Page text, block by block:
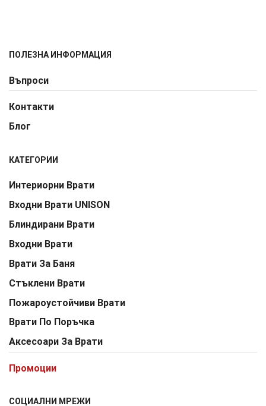
ПОЛЕЗНА ИНФОРМАЦИЯ
Въпроси
Контакти
Блог
КАТЕГОРИИ
Интериорни Врати
Входни Врати UNISON
Блиндирани Врати
Входни Врати
Врати За Баня
Стъклени Врати
Пожароустойчиви Врати
Врати По Поръчка
Аксесоари За Врати
Промоции
СОЦИАЛНИ МРЕЖИ